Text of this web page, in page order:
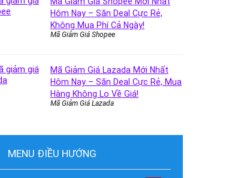
Hôm Nay – Săn Deal Cực Rẻ,
Không Mua Phí Cả Ngày!
Mã Giảm Giá Shopee
Mã Giảm Giá Lazada Mới Nhất
Hôm Nay – Săn Deal Cực Rẻ, Mua
Hàng Không Lo Về Giá!
Mã Giảm Giá Lazada
MENU ĐIỀU HƯỚNG